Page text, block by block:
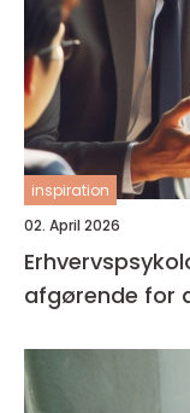
inspiration
02. April 2026
afgørende for